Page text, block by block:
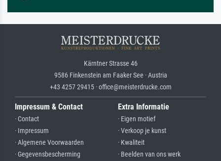
Kärntner Strasse 46
9586 Finkenstein am Faaker See · Austria
+43 4257 29415 · office@meisterdrucke.com
Impressum & Contact
· Contact
· Impressum
· Algemene Voorwaarden
· Gegevensbescherming
Extra Informatie
· Eigen motief
· Verkoop je kunst
· Kwaliteit
· Beelden van ons werk